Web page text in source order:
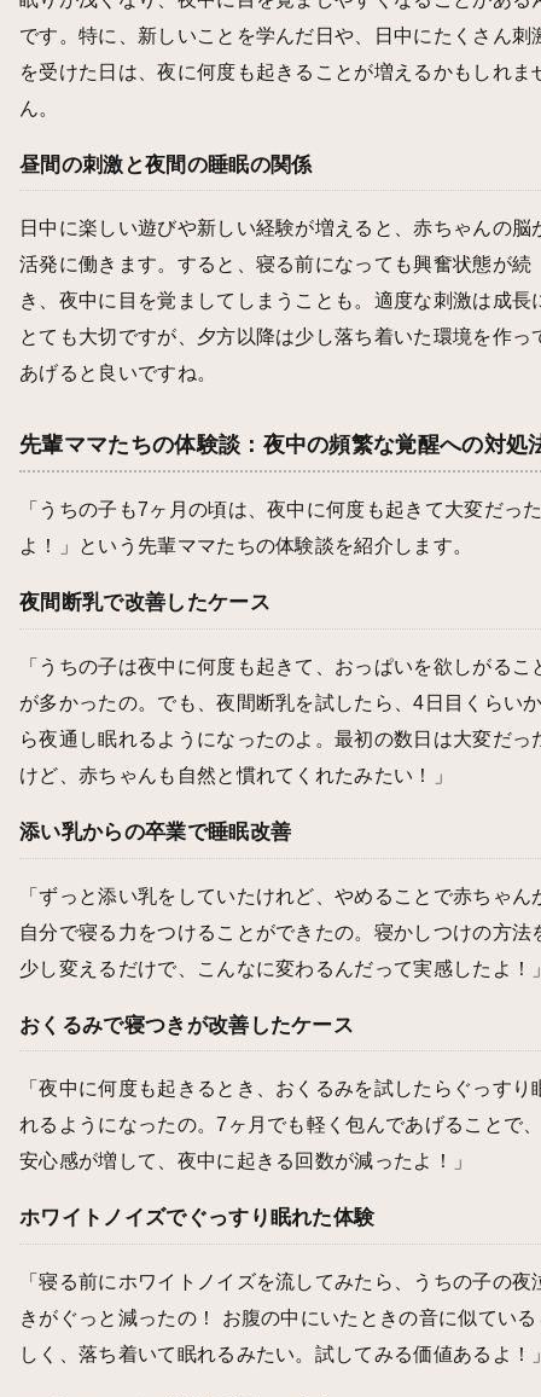
です。特に、新しいことを学んだ日や、日中にたくさん刺
を受けた日は、夜に何度も起きることが増えるかもしれま
ん。
昼間の刺激と夜間の睡眠の関係
日中に楽しい遊びや新しい経験が増えると、赤ちゃんの脳
活発に働きます。すると、寝る前になっても興奮状態が続
き、夜中に目を覚ましてしまうことも。適度な刺激は成長
とても大切ですが、夕方以降は少し落ち着いた環境を作っ
あげると良いですね。
先輩ママたちの体験談：夜中の頻繁な覚醒への対処
「うちの子も7ヶ月の頃は、夜中に何度も起きて大変だっ
よ！」という先輩ママたちの体験談を紹介します。
夜間断乳で改善したケース
「うちの子は夜中に何度も起きて、おっぱいを欲しがるこ
が多かったの。でも、夜間断乳を試したら、4日目くらい
ら夜通し眠れるようになったのよ。最初の数日は大変だっ
けど、赤ちゃんも自然と慣れてくれたみたい！」
添い乳からの卒業で睡眠改善
「ずっと添い乳をしていたけれど、やめることで赤ちゃん
自分で寝る力をつけることができたの。寝かしつけの方法
少し変えるだけで、こんなに変わるんだって実感したよ！
おくるみで寝つきが改善したケース
「夜中に何度も起きるとき、おくるみを試したらぐっすり
れるようになったの。7ヶ月でも軽く包んであげることで
安心感が増して、夜中に起きる回数が減ったよ！」
ホワイトノイズでぐっすり眠れた体験
「寝る前にホワイトノイズを流してみたら、うちの子の夜
きがぐっと減ったの！ お腹の中にいたときの音に似ている
しく、落ち着いて眠れるみたい。試してみる価値あるよ！